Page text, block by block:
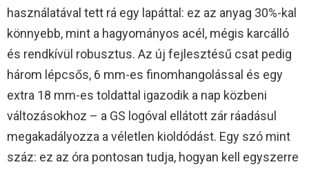
használatával tett rá egy lapáttal: ez az anyag 30%-kal
könnyebb, mint a hagyományos acél, mégis karcálló
és rendkívül robusztus. Az új fejlesztésű csat pedig
három lépcsős, 6 mm-es finomhangolással és egy
extra 18 mm-es toldattal igazodik a nap közbeni
változásokhoz – a GS logóval ellátott zár ráadásul
megakadályozza a véletlen kioldódást. Egy szó mint
száz: ez az óra pontosan tudja, hogyan kell egyszerre